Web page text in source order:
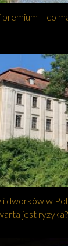
– co
i dworków w
jest ryzyka?